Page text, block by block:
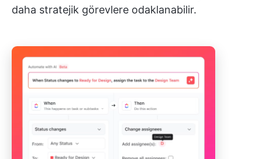
daha stratejik görevlere odaklanabilir.